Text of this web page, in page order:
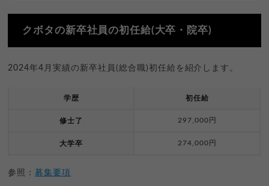
クボタの新卒社員の初任給(大卒・院卒)
2024年4月実績の新卒社員(総合職)初任給を紹介します。
学歴 初任給
修士了 297,000円
大学卒 274,000円
参照：募集要項